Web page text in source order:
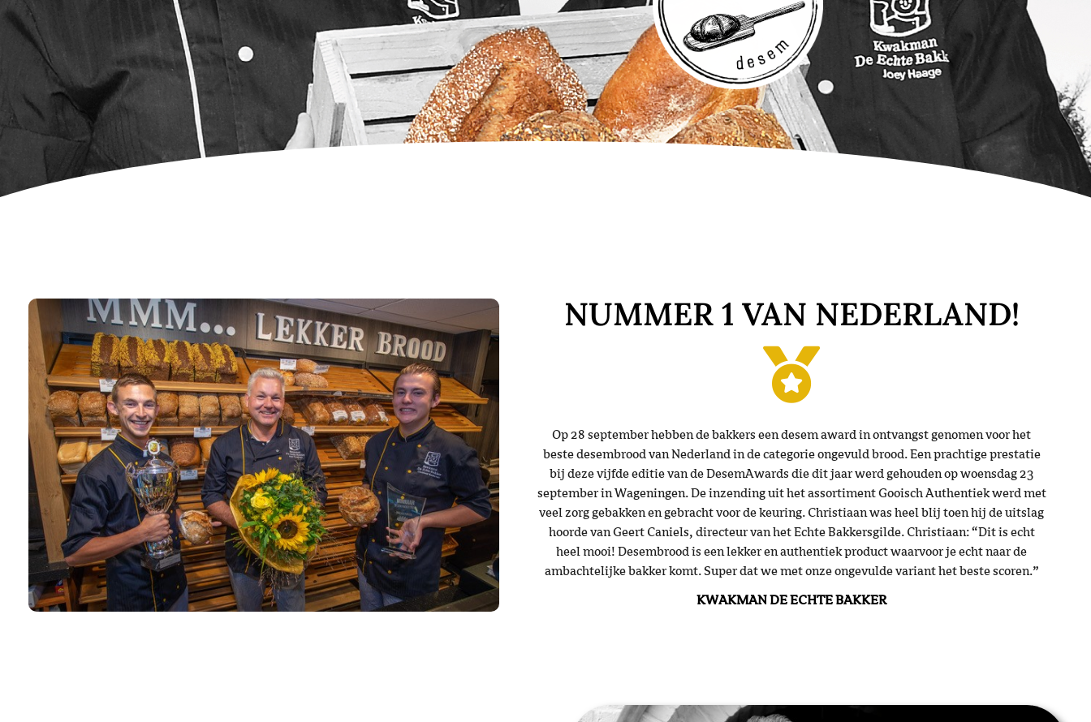
NUMMER 1 VAN NEDERLAND!
Op 28 september hebben de bakkers een desem award in ontvangst genomen voor het
beste desembrood van Nederland in de categorie ongevuld brood. Een prachtige prestatie
bij deze vijfde editie van de DesemAwards die dit jaar werd gehouden op woensdag 23
september in Wageningen. De inzending uit het assortiment Gooisch Authentiek werd met
veel zorg gebakken en gebracht voor de keuring. Christiaan was heel blij toen hij de uitslag
hoorde van Geert Caniels, directeur van het Echte Bakkersgilde. Christiaan: “Dit is echt
heel mooi! Desembrood is een lekker en authentiek product waarvoor je echt naar de
ambachtelijke bakker komt. Super dat we met onze ongevulde variant het beste scoren.”
KWAKMAN DE ECHTE BAKKER